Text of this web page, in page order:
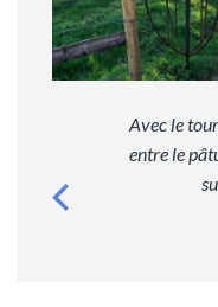
Avec le
entre le